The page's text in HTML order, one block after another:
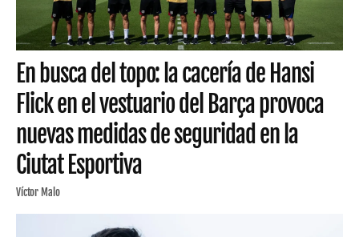
En busca del topo: la cacería de Hansi
Flick en el vestuario del Barça provoca
nuevas medidas de seguridad en la
Ciutat Esportiva
Víctor Malo